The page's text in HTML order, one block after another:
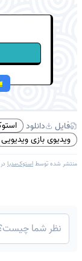
فایل دانلود
ویدیوی بازی ویدیویی
منتشر شده توسطاستوک‌مدیا